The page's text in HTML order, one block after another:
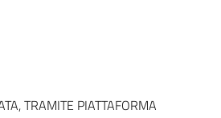
TRAMITE PIATTAFORMA